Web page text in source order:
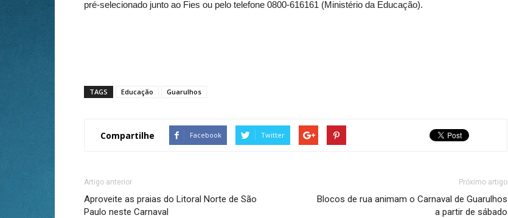
pré-selecionado junto ao Fies ou pelo telefone 0800-616161 (Ministério da Educação).
TAGS Educação Guarulhos
Compartilhe Facebook Twitter
Artigo anterior
Aproveite as praias do Litoral Norte de São
Paulo neste Carnaval
Próximo artigo
Blocos de rua animam o Carnaval de Guarulhos
a partir de sábado